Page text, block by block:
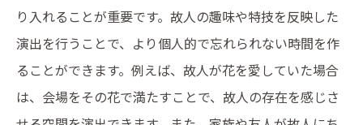
り入れることが重要です。故人の趣味や特技を反映した
演出を行うことで、より個人的で忘れられない時間を作
ることができます。例えば、故人が花を愛していた場合
は、会場をその花で満たすことで、故人の存在を感じさ